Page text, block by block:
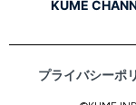
KUME
プライバシーポ